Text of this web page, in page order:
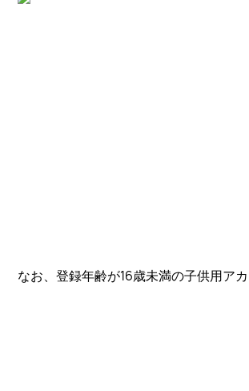
なお、登録年齢が16歳未満の子供用ア